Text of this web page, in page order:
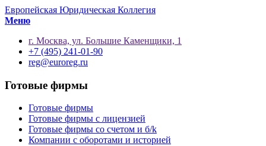
Европейская Юридическая Коллегия
Меню
г. Москва, ул. Большие Каменщики, 1
+7 (495) 241-01-90
reg@euroreg.ru
Готовые фирмы
Готовые фирмы
Готовые фирмы с лицензией
Готовые фирмы со счетом и б/k
Компании с оборотами и историей